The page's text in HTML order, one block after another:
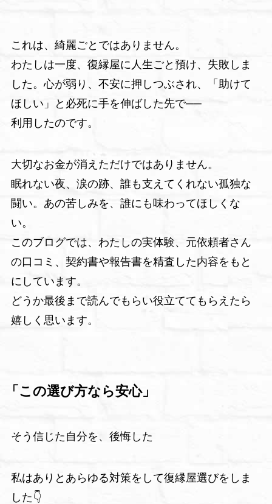
これは、綺麗ごとではありません。
わたしは一度、復縁屋に人生ごと預け、失敗しま
した。心が弱り、不安に押しつぶされ、「助けて
ほしい」と必死に手を伸ばした先で──
利用したのです。
大切なお金が消えただけではありません。
眠れない夜、涙の跡、誰も支えてくれない孤独な
闘い。あの苦しみを、誰にも味わってほしくな
い。
このブログでは、わたしの実体験、元依頼者さん
の口コミ、契約書や報告書を精査した内容をもと
にしています。
どうか最後まで読んでもらい役立ててもらえたら
嬉しく思います。
「この選び方なら安心」
そう信じた自分を、後悔した
私はありとあらゆる対策をして復縁屋選びをしま
した👇